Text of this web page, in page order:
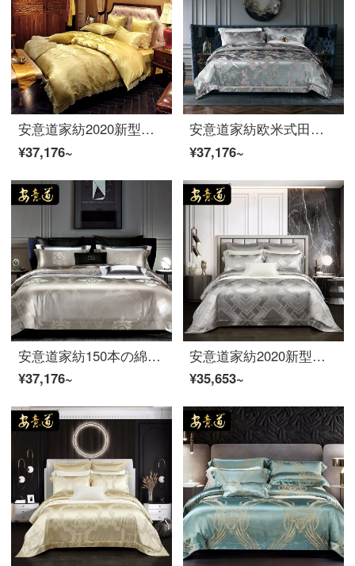
安意道家紡2020新型ヴィラ結婚祝い欧米式シルクベッドセット桑蚕糸布団カバーホワイトゴールド6点セットゴールド-6点セット1.8 mベッド（220*240芯に適合）を発売しました。
¥37,176~
安意道家紡欧米式田園花卉色織花真糸四点セットのシーツ様式別荘見本室純綿シルクダブルスペーサー寝具セットの佳美娜-25 m 1.8 mベッド（220*240の芯に適合）
¥37,176~
安意道家紡150本の綿の4点セットのシルク綿臻肌寝具欧式軽奢五星ホテル風シーツカバーセット巴澤爾-四点セット1.8メートルベッド(220*240芯に適合)
¥37,176~
安意道家紡2020新型シルク四点セット裸糸滑重ポンド100%桑糸氷糸豪華ハイエンドベッド用品1.5 m-2.0メートルベッド科ローナ-A面22 mm真糸1.8メートルベッド（220*240芯に適合）
¥35,653~